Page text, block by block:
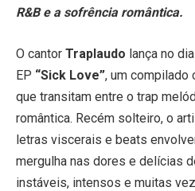
R&B e a sofrência romântica.
O cantor Traplaudo lança no dia
EP “Sick Love”, um compilado
que transitam entre o trap
romântica. Recém solteiro, o
letras viscerais e beats
mergulha nas dores e delícias
instáveis, intensos e muitas